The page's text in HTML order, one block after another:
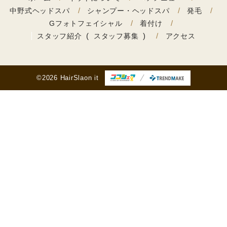
中野式ヘッドスパ
シャンプー・ヘッドスパ
発毛
Gフォトフェイシャル
着付け
スタッフ紹介
スタッフ募集 アクセス
©2026 HairSlaon it